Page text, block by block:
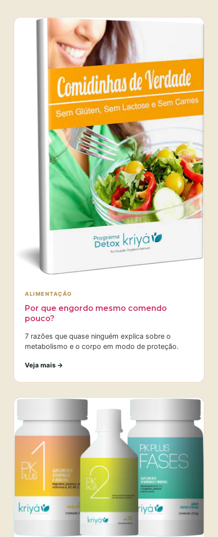
ALIMENTAÇÃO
Por que engordo mesmo comendo
pouco?
7 razões que quase ninguém explica sobre o
metabolismo e o corpo em modo de proteção.
Veja mais →